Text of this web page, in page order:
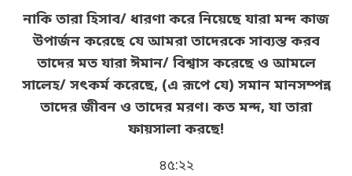
নাকি তারা হিসাব/ ধারণা করে নিয়েছে যারা মন্দ কাজ
উপার্জন করেছে যে আমরা তাদেরকে সাব্যস্ত করব
তাদের মত যারা ঈমান/ বিশ্বাস করেছে ও আমলে
সালেহ/ সৎকর্ম করেছে, (এ রূপে যে) সমান মানসম্পন্ন
তাদের জীবন ও তাদের মরণ। কত মন্দ, যা তারা
ফায়সালা করছে!
৪৫:২২